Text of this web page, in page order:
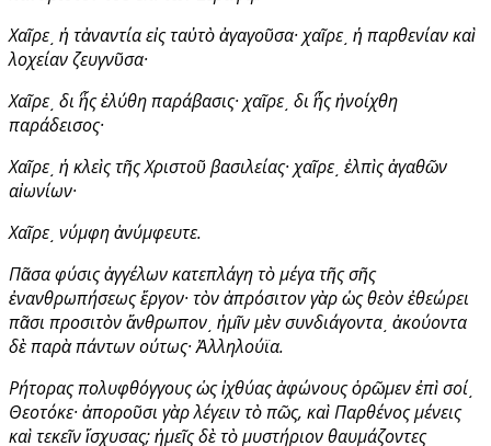
Χαῖρε͵ ἡ τἀναντία εἰς ταὐτὸ ἀγαγοῦσα· χαῖρε͵ ἡ παρθενίαν καὶ
λοχείαν ζευγνῦσα·
Χαῖρε͵ δι΄ ἧς ἐλύθη παράβασις· χαῖρε͵ δι΄ ἧς ἠνοίχθη
παράδεισος·
Χαῖρε͵ ἡ κλεὶς τῆς Χριστοῦ βασιλείας· χαῖρε͵ ἐλπὶς ἀγαθῶν
αἰωνίων·
Χαῖρε͵ νύμφη ἀνύμφευτε.
Πᾶσα φύσις ἀγγέλων κατεπλάγη τὸ μέγα τῆς σῆς
ἐνανθρωπήσεως ἔργον· τὸν ἀπρόσιτον γὰρ ὡς θεὸν ἐθεώρει
πᾶσι προσιτὸν ἄνθρωπον͵ ἡμῖν μὲν συνδιάγοντα͵ ἀκούοντα
δὲ παρὰ πάντων ούτως· Ἀλληλούϊα.
Ρήτορας πολυφθόγγους ὡς ἰχθύας ἀφώνους ὁρῶμεν ἐπὶ σοί͵
Θεοτόκε· ἀποροῦσι γὰρ λέγειν τὸ πῶς, καὶ Παρθένος μένεις
καὶ τεκεῖν ἴσχυσας; ἡμεῖς δὲ τὸ μυστήριον θαυμάζοντες